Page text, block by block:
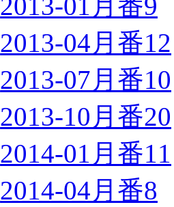
2013-04月番12
2013-07月番10
2013-10月番20
2014-01月番11
2014-04月番8